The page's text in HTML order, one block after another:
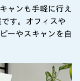
ャンも手軽に行え
す。オフィスや
ーやスキャンを自